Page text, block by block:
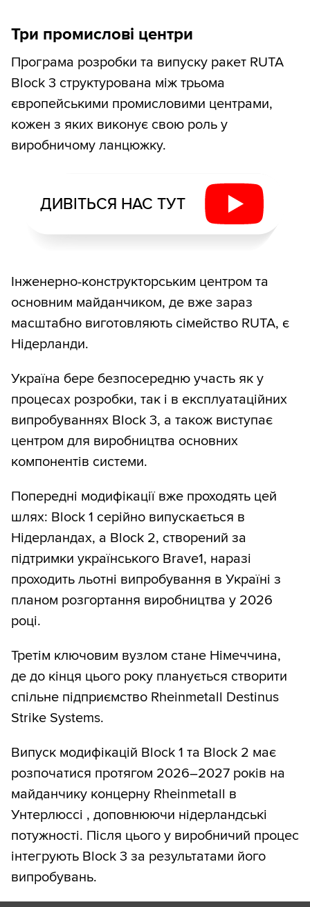
Три промислові центри
Програма розробки та випуску ракет RUTA
Block 3 структурована між трьома
європейськими промисловими центрами,
кожен з яких виконує свою роль у
виробничому ланцюжку.
ДИВІТЬСЯ НАС ТУТ
Інженерно-конструкторським центром та
основним майданчиком, де вже зараз
масштабно виготовляють сімейство RUTA, є
Нідерланди.
Україна бере безпосередню участь як у
процесах розробки, так і в експлуатаційних
випробуваннях Block 3, а також виступає
центром для виробництва основних
компонентів системи.
Попередні модифікації вже проходять цей
шлях: Block 1 серійно випускається в
Нідерландах, а Block 2, створений за
підтримки українського Brave1, наразі
проходить льотні випробування в Україні з
планом розгортання виробництва у 2026
році.
Третім ключовим вузлом стане Німеччина,
де до кінця цього року планується створити
спільне підприємство Rheinmetall Destinus
Strike Systems.
Випуск модифікацій Block 1 та Block 2 має
розпочатися протягом 2026–2027 років на
майданчику концерну Rheinmetall в
Унтерлюссі , доповнюючи нідерландські
потужності. Після цього у виробничий процес
інтегрують Block 3 за результатами його
випробувань.